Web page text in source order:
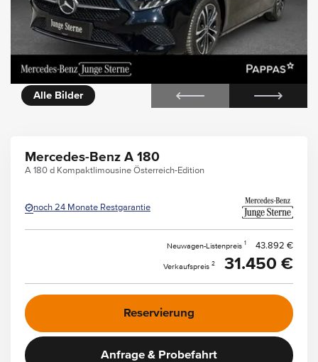
Alle Bilder
Mercedes-Benz A 180
A 180 d Kompaktlimousine Österreich-Edition
noch 24 Monate Restgarantie
Neuwagen-Listenpreis 1 43.892 €
Verkaufspreis 2 31.450 €
Reservierung
Anfrage & Probefahrt